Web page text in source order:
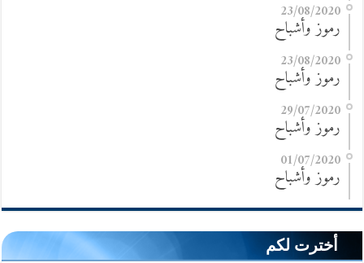
23/08/2020
رموز وأشباح
23/08/2020
رموز وأشباح
29/07/2020
رموز وأشباح
01/07/2020
رموز وأشباح
أخترت لكم